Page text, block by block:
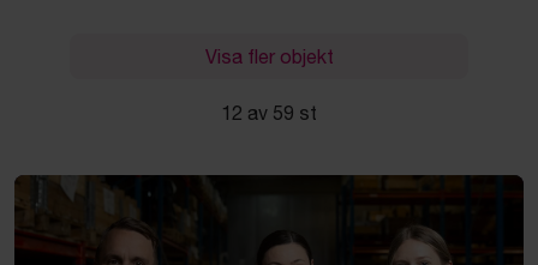
Visa fler objekt
12 av 59 st